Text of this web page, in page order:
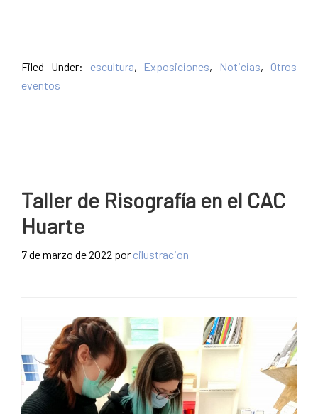
Filed Under: escultura, Exposiciones, Noticias, Otros
eventos
Taller de Risografía en el CAC
Huarte
7 de marzo de 2022 por cilustracion